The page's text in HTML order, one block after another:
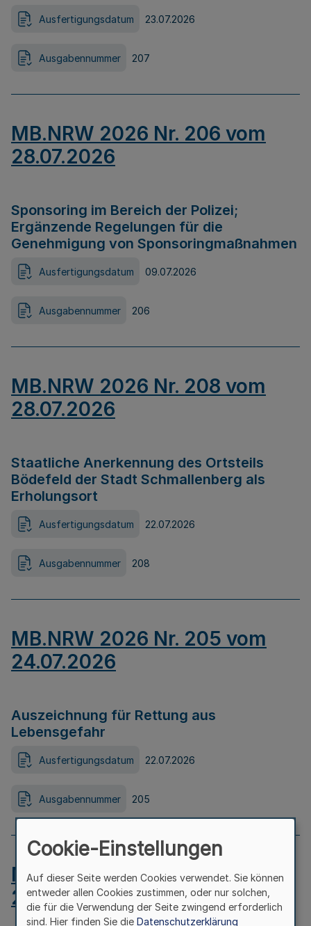
Ausfertigungsdatum 23.07.2026
Ausgabennummer 207
MB.NRW 2026 Nr. 206 vom
28.07.2026
Sponsoring im Bereich der Polizei;
Ergänzende Regelungen für die
Genehmigung von Sponsoringmaßnahmen
Ausfertigungsdatum 09.07.2026
Ausgabennummer 206
MB.NRW 2026 Nr. 208 vom
28.07.2026
Staatliche Anerkennung des Ortsteils
Bödefeld der Stadt Schmallenberg als
Erholungsort
Ausfertigungsdatum 22.07.2026
Ausgabennummer 208
MB.NRW 2026 Nr. 205 vom
24.07.2026
Auszeichnung für Rettung aus
Lebensgefahr
Ausfertigungsdatum 22.07.2026
Ausgabennummer 205
MB.NRW 2026 Nr. 204 vom
24.07.2026
Cookie-Einstellungen
Auf dieser Seite werden Cookies verwendet. Sie können
entweder allen Cookies zustimmen, oder nur solchen,
die für die Verwendung der Seite zwingend erforderlich
sind. Hier finden Sie die Datenschutzerklärung